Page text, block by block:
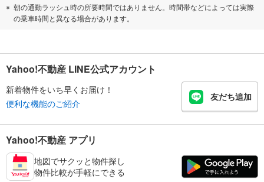
朝の通勤ラッシュ時の所要時間ではありません。時間帯などによっては実際
の乗車時間と異なる場合があります。
Yahoo!不動産 LINE公式アカウント
新着物件をいち早くお届け！
便利な機能のご紹介
友だち追加
Yahoo!不動産 アプリ
地図でサクッと物件探し
物件比較が手軽にできる